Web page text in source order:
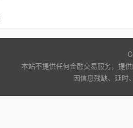
本站不提供任何金融交易服务，提
因信息残缺、延时